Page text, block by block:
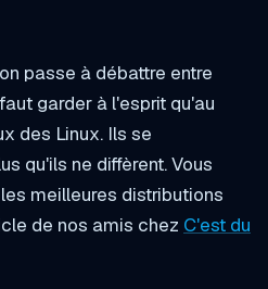
passe à débattre entre
garder à l'esprit qu'au
des Linux. Ils se
qu'ils ne diffèrent. Vous
meilleures distributions
de nos amis chez C'est du